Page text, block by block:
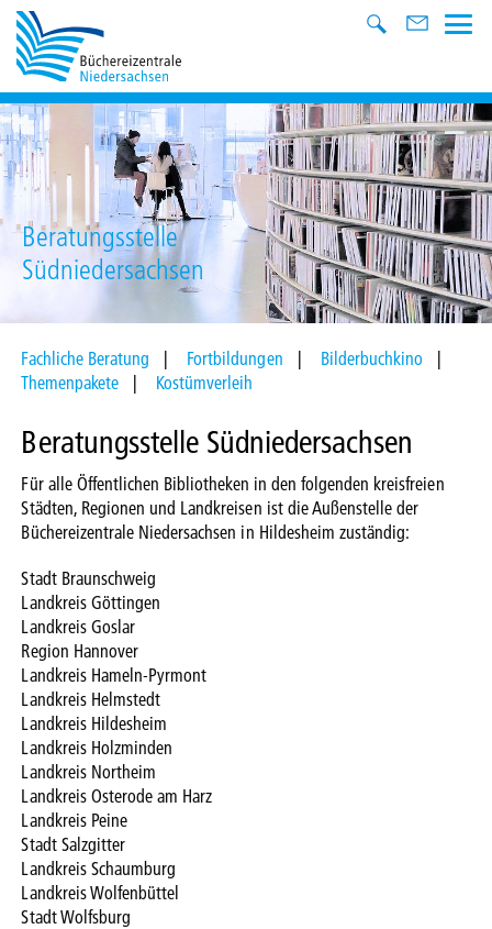
Beratungsstelle
Südniedersachsen
Fachliche Beratung Fortbildungen
Bilderbuchkino
Themenpakete
Kostümverleih
Beratungsstelle Südniedersachsen
Für alle Öffentlichen Bibliotheken in den folgenden kreisfreien
Städten, Regionen und Landkreisen ist die Außenstelle der
Büchereizentrale Niedersachsen in Hildesheim zuständig:
Stadt Braunschweig
Landkreis Göttingen
Landkreis Goslar
Region Hannover
Landkreis Hameln-Pyrmont
Landkreis Helmstedt
Landkreis Hildesheim
Landkreis Holzminden
Landkreis Northeim
Landkreis Osterode am Harz
Landkreis Peine
Stadt Salzgitter
Landkreis Schaumburg
Landkreis Wolfenbüttel
Stadt Wolfsburg